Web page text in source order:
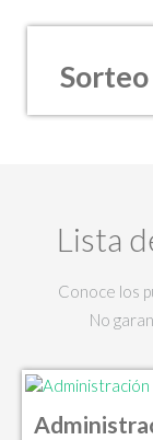
Lista
Conoce los
No